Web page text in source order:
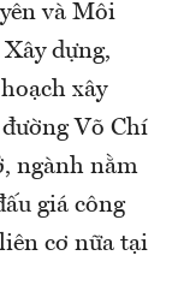
và Môi
dựng,
xây
Võ Chí
ngành nằm
giá công
cơ nữa tại